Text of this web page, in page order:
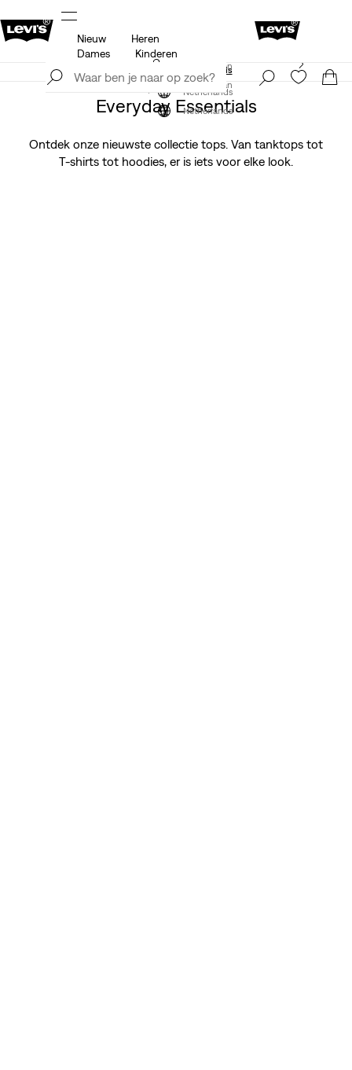
Update verzend- en retourbeleid
Meld je nu aan
Netherlands
Nieuw
Heren
Dames
Kinderen
Levi's App. Het beste van Levi’s®, speciaal voor jou op
Meer details
Meld je nu aan
Netherlands
Everyday Essentials
Ontdek onze nieuwste collectie tops. Van tanktops tot
T-shirts tot hoodies, er is iets voor elke look.